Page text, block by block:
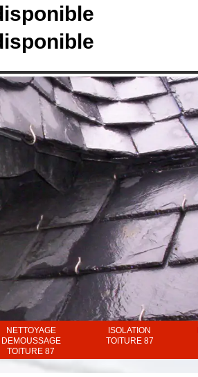
NETTOYAGE
DEMOUSSAGE
TOITURE 87
ISOLATION
TOITURE 87